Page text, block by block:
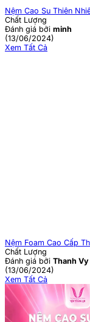
Nệm Cao Su Thiên
Chất Lượng
Đánh giá bởi minh
(13/06/2024)
Xem Tất Cả
Nệm Foam Cao Cấp
Chất Lượng
Đánh giá bởi Thanh Vy
(13/06/2024)
Xem Tất Cả